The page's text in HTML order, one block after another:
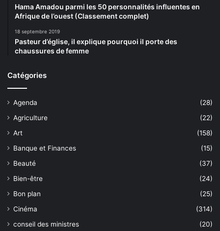
Hama Amadou parmi les 50 personnalités influentes en
Afrique de l’ouest (Classement complet)
18 septembre 2019
Pasteur d’église, il explique pourquoi il porte des
chaussures de femme
Catégories
Agenda
(28)
Agriculture
(22)
Art
(158)
Banque et Finances
(15)
Beauté
(37)
Bien-être
(24)
Bon plan
(25)
Cinéma
(314)
conseil des ministres
(20)